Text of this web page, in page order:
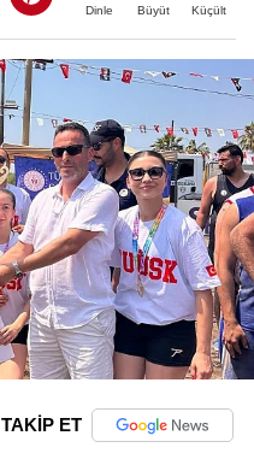
Dinle Büyüt Küçült
TAKİP ET